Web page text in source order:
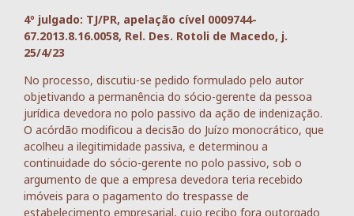
4º julgado: TJ/PR, apelação cível 0009744-
67.2013.8.16.0058, Rel. Des. Rotoli de Macedo, j.
25/4/23
No processo, discutiu-se pedido formulado pelo autor
objetivando a permanência do sócio-gerente da pessoa
jurídica devedora no polo passivo da ação de indenização.
O acórdão modificou a decisão do Juízo monocrático, que
acolheu a ilegitimidade passiva, e determinou a
continuidade do sócio-gerente no polo passivo, sob o
argumento de que a empresa devedora teria recebido
imóveis para o pagamento do trespasse de
estabelecimento empresarial, cujo recibo fora outorgado